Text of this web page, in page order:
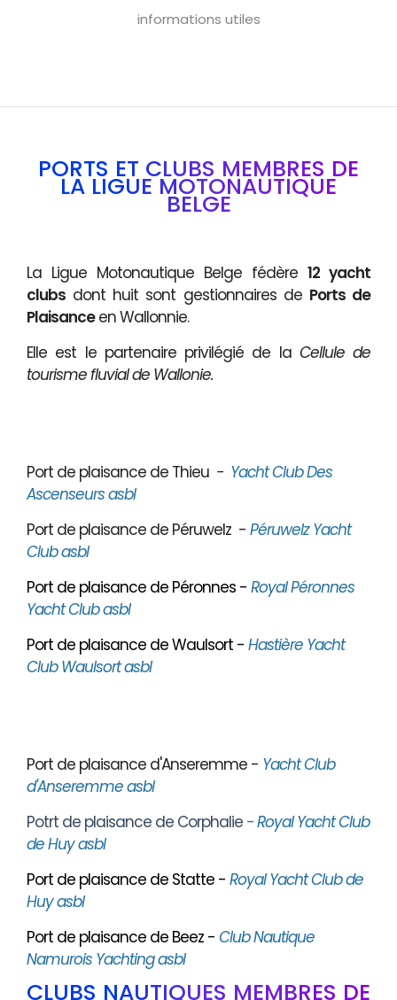
informations utiles
PORTS ET CLUBS MEMBRES DE
LA LIGUE MOTONAUTIQUE
BELGE
La Ligue Motonautique Belge fédère 12 yacht
clubs dont huit sont gestionnaires de Ports de
Plaisanceen Wallonnie.
Elle est le partenaire privilégié de la Cellule de
tourisme fluvial de Wallonie.
Port de plaisance de Thieu - Yacht Club Des
Ascenseurs asbl
Port de plaisance de Péruwelz - Péruwelz Yacht
Club asbl
Port de plaisance de Péronnes - Royal Péronnes
Yacht Club asbl
Port de plaisance de Waulsort - Hastière Yacht
Club Waulsort asbl
Port de plaisance d'Anseremme - Yacht Club
d'Anseremme asbl
Potrt de plaisance de Corphalie - Royal Yacht Club
de Huy asbl
Port de plaisance de Statte - Royal Yacht Club de
Huy asbl
Port de plaisance de Beez - Club Nautique
Namurois Yachting asbl
CLUBS NAUTIQUES MEMBRES DE